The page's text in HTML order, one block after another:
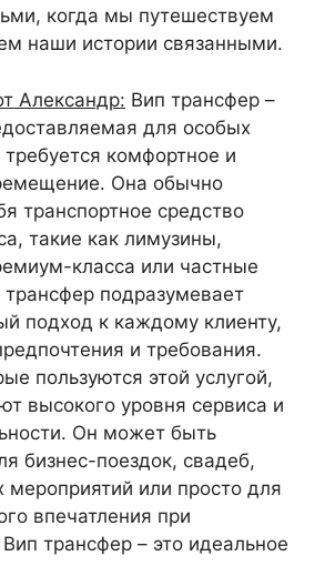
когда мы путешествуем
наши истории связанными.
Александр: Вип трансфер –
для особых
требуется комфортное и
Она обычно
транспортное средство
такие как лимузины,
класса или частные
подразумевает
подход к каждому клиенту,
и требования.
пользуются этой услугой,
высокого уровня сервиса и
Он может быть
бизнес-поездок, свадеб,
мероприятий или просто для
впечатления при
трансфер – это идеальное